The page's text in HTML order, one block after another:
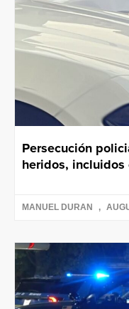
Persecución
heridos,
MANUEL DURAN